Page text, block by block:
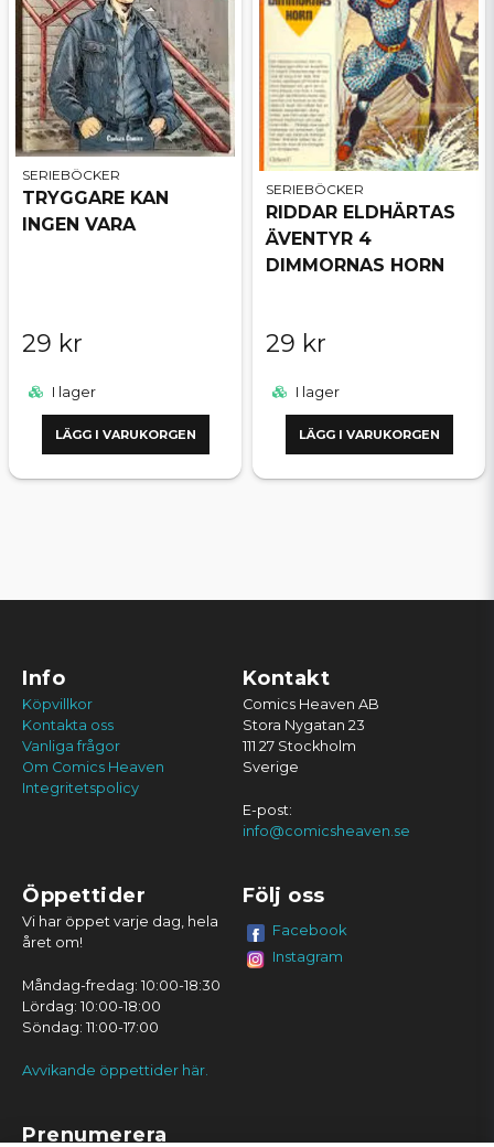
SERIEBÖCKER
TRYGGARE KAN
INGEN VARA
29 kr
I lager
LÄGG I VARUKORGEN
SERIEBÖCKER
RIDDAR ELDHÄRTAS
ÄVENTYR 4
DIMMORNAS HORN
29 kr
I lager
LÄGG I VARUKORGEN
Info
Köpvillkor
Kontakta oss
Vanliga frågor
Om Comics Heaven
Integritetspolicy
Kontakt
Comics Heaven AB
Stora Nygatan 23
111 27 Stockholm
Sverige
E-post:
info@comicsheaven.se
Öppettider
Vi har öppet varje dag, hela
året om!
Måndag-fredag: 10:00-18:30
Lördag: 10:00-18:00
Söndag: 11:00-17:00
Avvikande öppettider här.
Följ oss
Facebook
Instagram
Prenumerera